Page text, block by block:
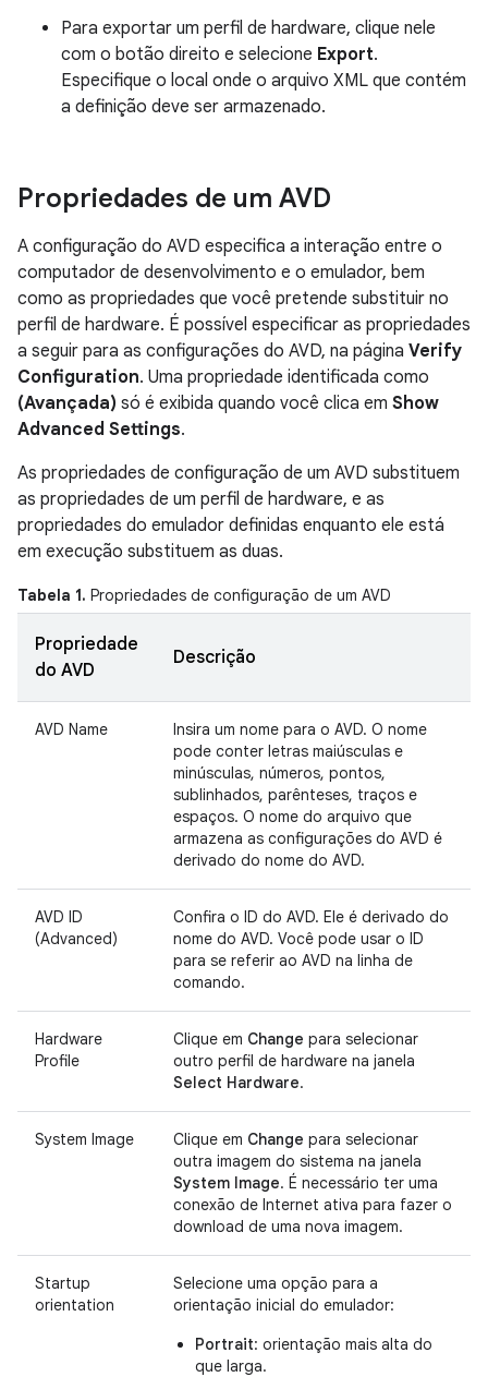
Para exportar um perfil de hardware, clique nele
com o botão direito e selecione Export.
Especifique o local onde o arquivo XML que contém
a definição deve ser armazenado.
Propriedades de um AVD
A configuração do AVD especifica a interação entre o
computador de desenvolvimento e o emulador, bem
como as propriedades que você pretende substituir no
perfil de hardware. É possível especificar as propriedades
a seguir para as configurações do AVD, na página Verify
Configuration. Uma propriedade identificada como
(Avançada) só é exibida quando você clica em Show
Advanced Settings.
As propriedades de configuração de um AVD substituem
as propriedades de um perfil de hardware, e as
propriedades do emulador definidas enquanto ele está
em execução substituem as duas.
Tabela 1. Propriedades de configuração de um AVD
Propriedade
do AVD
Descrição
AVD Name
Insira um nome para o AVD. O nome
pode conter letras maiúsculas e
minúsculas, números, pontos,
sublinhados, parênteses, traços e
espaços. O nome do arquivo que
armazena as configurações do AVD é
derivado do nome do AVD.
AVD ID
(Advanced)
Confira o ID do AVD. Ele é derivado do
nome do AVD. Você pode usar o ID
para se referir ao AVD na linha de
comando.
Hardware
Profile
Clique em Change para selecionar
outro perfil de hardware na janela
Select Hardware.
System Image Clique em Change para selecionar
outra imagem do sistema na janela
System Image. É necessário ter uma
conexão de Internet ativa para fazer o
download de uma nova imagem.
Startup
orientation
Selecione uma opção para a
orientação inicial do emulador:
Portrait: orientação mais alta do
que larga.